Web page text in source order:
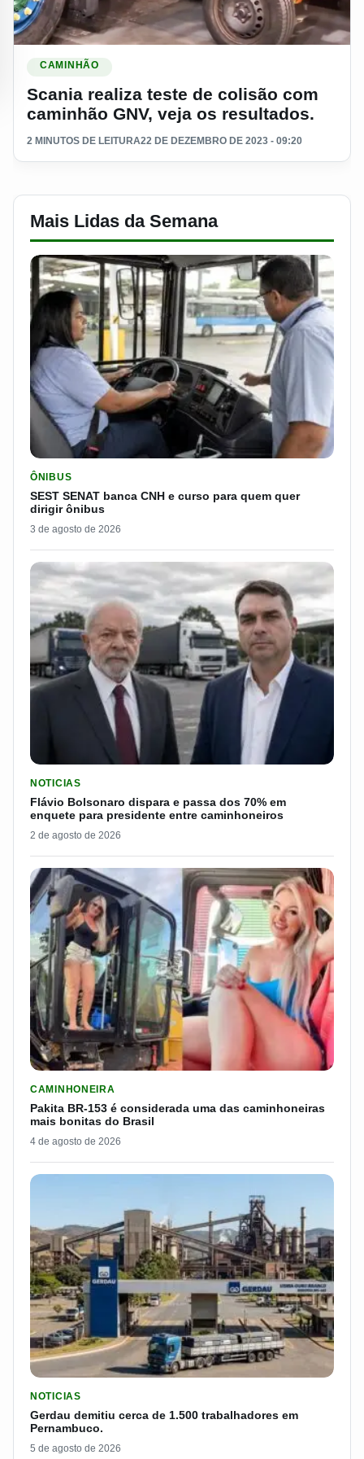
CAMINHÃO
Scania realiza teste de colisão com
caminhão GNV, veja os resultados.
2 MINUTOS DE LEITURA22 DE DEZEMBRO DE 2023 - 09:20
Mais Lidas da Semana
ÔNIBUS
SEST SENAT banca CNH e curso para quem quer
dirigir ônibus
3 de agosto de 2026
NOTICIAS
Flávio Bolsonaro dispara e passa dos 70% em
enquete para presidente entre caminhoneiros
2 de agosto de 2026
CAMINHONEIRA
Pakita BR-153 é considerada uma das caminhoneiras
mais bonitas do Brasil
4 de agosto de 2026
NOTICIAS
Gerdau demitiu cerca de 1.500 trabalhadores em
Pernambuco.
5 de agosto de 2026